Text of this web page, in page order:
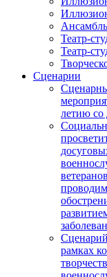
Театр-
Театр-
Сценарии
летию
рамках